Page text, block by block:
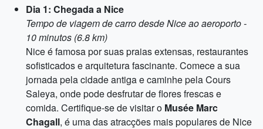
Dia 1: Chegada a Nice
Tempo de viagem de carro desde Nice ao aeroporto -
10 minutos (6.8 km)
Nice é famosa por suas praias extensas, restaurantes
sofisticados e arquitetura fascinante. Comece a sua
jornada pela cidade antiga e caminhe pela Cours
Saleya, onde pode desfrutar de flores frescas e
comida. Certifique-se de visitar o Musée Marc
Chagall, é uma das atracções mais populares de Nice